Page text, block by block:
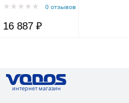
AJS-60A
корпус Aquario
0 отзывов
16 887 ₽
интернет магазин